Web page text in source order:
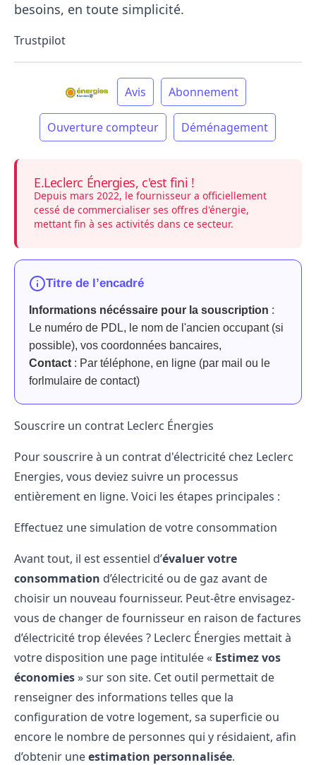
besoins, en toute simplicité.
Trustpilot
Avis Abonnement
Ouverture compteur Déménagement
E.Leclerc Énergies, c'est fini !
Depuis mars 2022, le fournisseur a officiellement
cessé de commercialiser ses offres d'énergie,
mettant fin à ses activités dans ce secteur.
Titre de l’encadré
Informations nécéssaire pour la souscription :
Le numéro de PDL, le nom de l'ancien occupant (si
possible), vos coordonnées bancaires,
Contact : Par téléphone, en ligne (par mail ou le
forlmulaire de contact)
Souscrire un contrat Leclerc Énergies
Pour souscrire à un contrat d'électricité chez Leclerc
Energies, vous deviez suivre un processus
entièrement en ligne. Voici les étapes principales :
Effectuez une simulation de votre consommation
Avant tout, il est essentiel d’évaluer votre
consommation d’électricité ou de gaz avant de
choisir un nouveau fournisseur. Peut-être envisagez-
vous de changer de fournisseur en raison de factures
d’électricité trop élevées ? Leclerc Énergies mettait à
votre disposition une page intitulée « Estimez vos
économies» sur son site. Cet outil permettait de
renseigner des informations telles que la
configuration de votre logement, sa superficie ou
encore le nombre de personnes qui y résidaient, afin
d’obtenir uneestimation personnalisée.